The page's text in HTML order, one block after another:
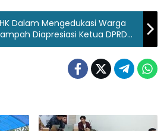
Dalam Mengedukasi Warga
Diapresiasi Ketua DPRD